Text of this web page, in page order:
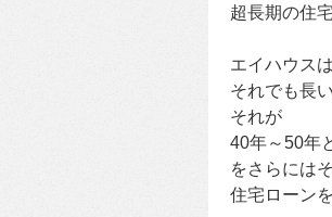
超長期の住
エイハウス
それでも長
それが
40年～50年
をさらには
住宅ローン